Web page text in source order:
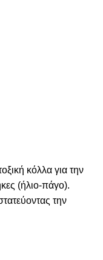
κόλλα για την
(ήλιο-πάγο).
την